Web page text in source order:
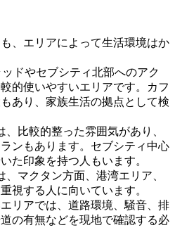
、エリアによって生活環境はか
ドやセブシティ北部へのアク
的使いやすいエリアです。カフ
あり、家族生活の拠点として検
、比較的整った雰囲気があり、
ンもあります。セブシティ中心
た印象を持つ人もいます。
、マクタン方面、港湾エリア、
視する人に向いています。
リアでは、道路環境、騒音、排
の有無などを現地で確認する必